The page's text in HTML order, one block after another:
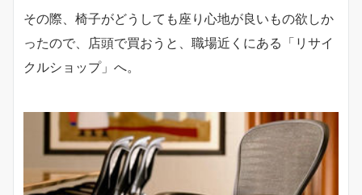
その際、椅子がどうしても座り心地が良いもの欲しか
ったので、店頭で買おうと、職場近くにある「リサイ
クルショップ」へ。